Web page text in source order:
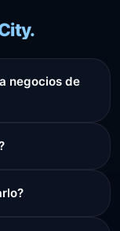
negocios de